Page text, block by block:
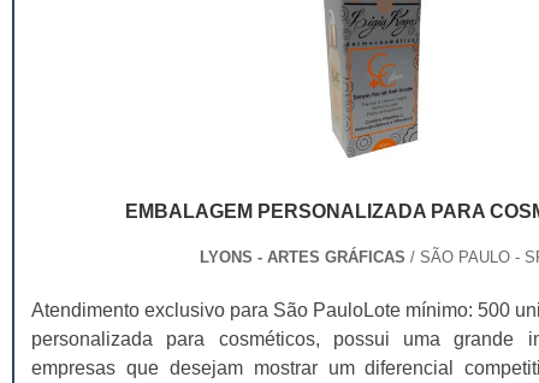
clientes e ajudar a fortalecer o nome da marca no
extremamente práticas e funcionais. Elas servem para
e deixá-los em uma melhor exposição nas
solapa Atrai mais clientes;Aumenta possibilidade de
da empresa;Passa mais confiança ao
EMBALAGEM PERSONALIZADA PARA
LYONS - ARTES GRÁFICAS / SÃO PAULO -
Atendimento exclusivo para São PauloLote mínimo: 500
personalizada para cosméticos, possui uma grande
empresas que desejam mostrar um diferencial